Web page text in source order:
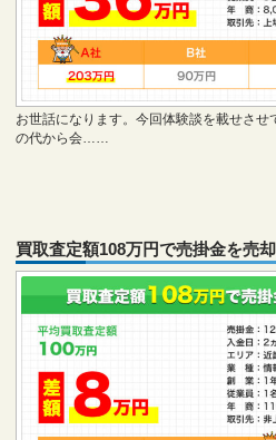
お世話になります。今回体験談を載せさ
の代から会……
買取査定額108万円で売掛金を売